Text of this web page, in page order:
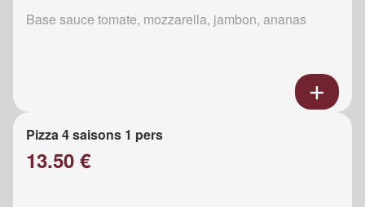
Base sauce tomate, mozzarella, jambon, ananas
Pizza 4 saisons 1 pers
13.50 €